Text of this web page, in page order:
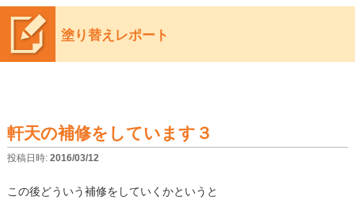
塗り替えレポート
軒天の補修をしています３
投稿日時: 2016/03/12
この後どういう補修をしていくかというと